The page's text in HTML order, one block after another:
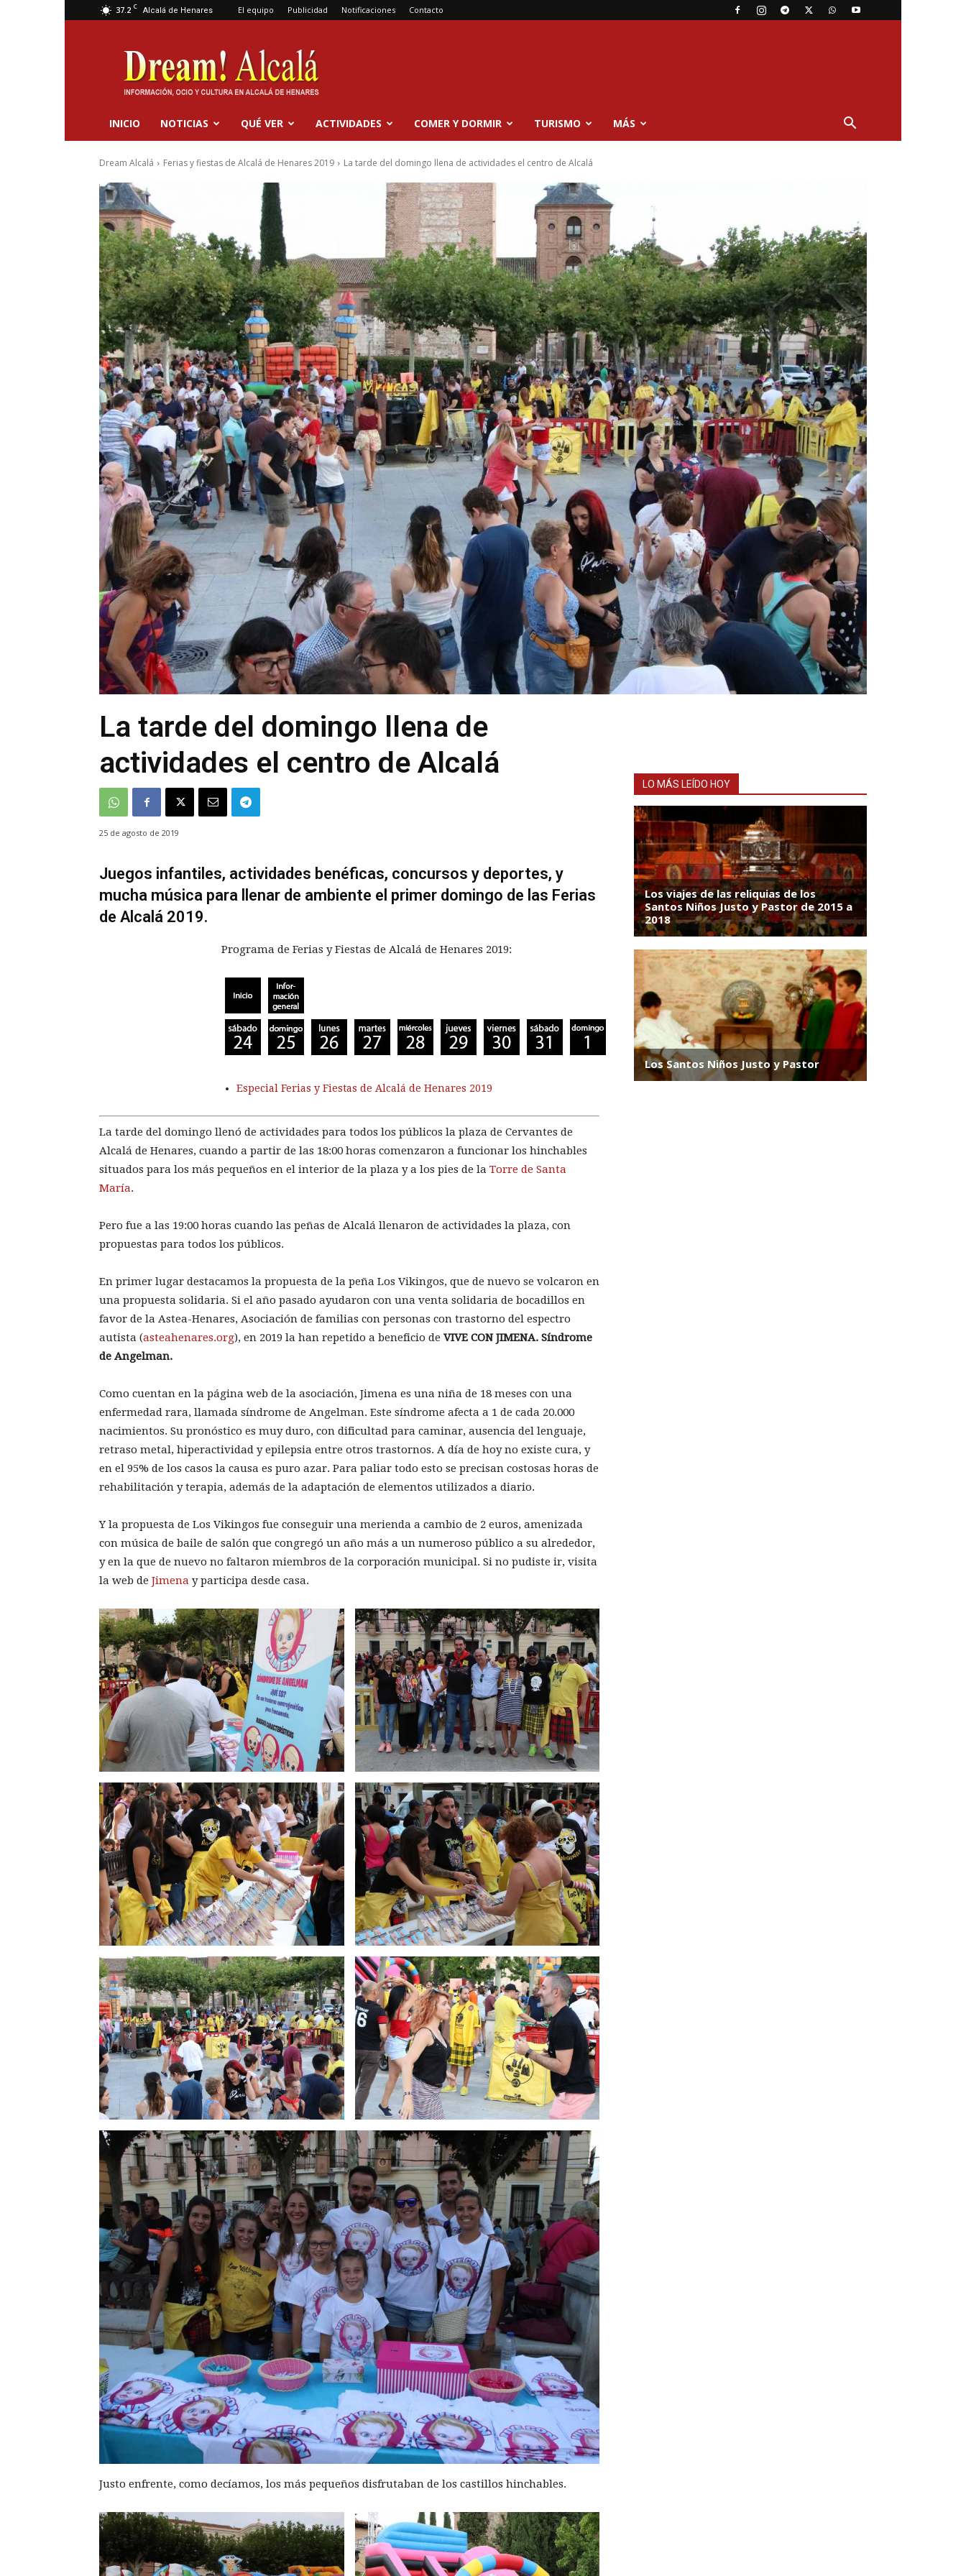
37.2 C Alcalá de Henares El equipo Publicidad Notificaciones Contacto
Dream
Alcalá
INICIO NOTICIAS QUÉ VER ACTIVIDADES COMER Y DORMIR TURISMO MÁS
Dream Alcalá Ferias y fiestas de Alcalá de Henares 2019 La tarde del domingo llena de actividades el centro de Alcalá
La tarde del domingo llena de
actividades el centro de Alcalá
25 de agosto de 2019
Juegos infantiles, actividades benéficas, concursos y deportes, y
mucha música para llenar de ambiente el primer domingo de las Ferias
de Alcalá 2019.
Programa de Ferias y Fiestas de Alcalá de Henares 2019:
Especial Ferias y Fiestas de Alcalá de Henares 2019
La tarde del domingo llenó de actividades para todos los públicos la plaza de Cervantes de
Alcalá de Henares, cuando a partir de las 18:00 horas comenzaron a funcionar los hinchables
situados para los más pequeños en el interior de la plaza y a los pies de la Torre de Santa
María.
Pero fue a las 19:00 horas cuando las peñas de Alcalá llenaron de actividades la plaza, con
propuestas para todos los públicos.
En primer lugar destacamos la propuesta de la peña Los Vikingos, que de nuevo se volcaron en
una propuesta solidaria. Si el año pasado ayudaron con una venta solidaria de bocadillos en
favor de la Astea-Henares, Asociación de familias con personas con trastorno del espectro
autista (asteahenares.org), en 2019 la han repetido a beneficio de VIVE CON JIMENA. Síndrome
de Angelman.
Como cuentan en la página web de la asociación, Jimena es una niña de 18 meses con una
enfermedad rara, llamada síndrome de Angelman. Este síndrome afecta a 1 de cada 20.000
nacimientos. Su pronóstico es muy duro, con dificultad para caminar, ausencia del lenguaje,
retraso metal, hiperactividad y epilepsia entre otros trastornos. A día de hoy no existe cura, y
en el 95% de los casos la causa es puro azar. Para paliar todo esto se precisan costosas horas de
rehabilitación y terapia, además de la adaptación de elementos utilizados a diario.
Y la propuesta de Los Vikingos fue conseguir una merienda a cambio de 2 euros, amenizada
con música de baile de salón que congregó un año más a un numeroso público a su alrededor,
y en la que de nuevo no faltaron miembros de la corporación municipal. Si no pudiste ir, visita
la web de Jimena y participa desde casa.
Justo enfrente, como decíamos, los más pequeños disfrutaban de los castillos hinchables.
LO MÁS LEÍDO HOY